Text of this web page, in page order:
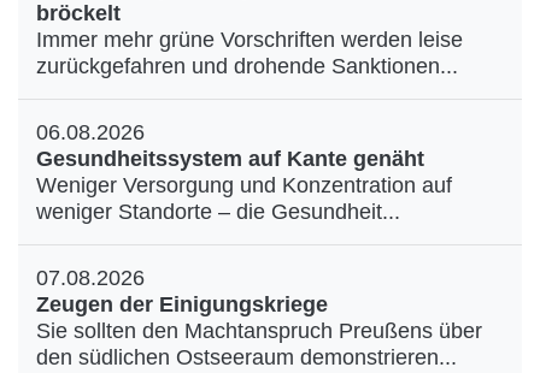
bröckelt
Immer mehr grüne Vorschriften werden leise
zurückgefahren und drohende Sanktionen...
06.08.2026
Gesundheitssystem auf Kante genäht
Weniger Versorgung und Konzentration auf
weniger Standorte – die Gesundheit...
07.08.2026
Zeugen der Einigungskriege
Sie sollten den Machtanspruch Preußens über
den südlichen Ostseeraum demonstrieren...